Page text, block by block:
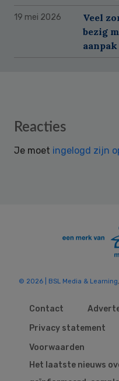
19 mei 2026
Veel
bezig
aanpak
Reader
Reacties
Je moet ingelogd zijn
© 2026 | BSL Media & Learning
Contact
Privacy statement
Voorwaarden
Het laatste nieuws